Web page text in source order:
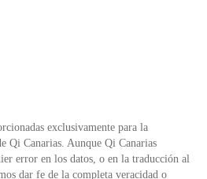
exclusivamente para la
Qi Canarias. Aunque Qi Canarias
error en los datos, o en la traducción al
dar fe de la completa veracidad o